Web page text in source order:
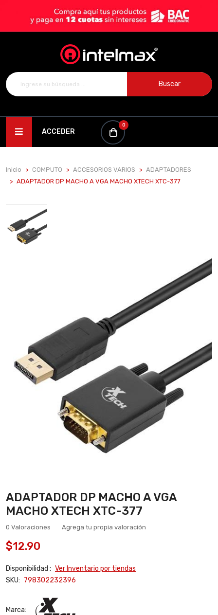
Buscar
ACCEDER
0
Inicio COMPUTO ACCESORIOS VARIOS
ADAPTADORES
ADAPTADOR DP MACHO A VGA MACHO XTECH XTC-377
ADAPTADOR DP MACHO A VGA
MACHO XTECH XTC-377
0 Valoraciones Agrega tu propia valoración
$12.90
Disponibilidad : Ver Inventario por tiendas
SKU: 798302232396
Marca: